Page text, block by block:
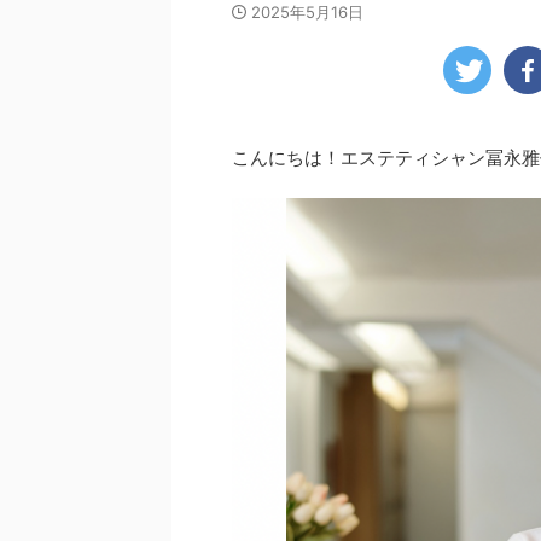
2025年5月16日
こんにちは！エステティシャン冨永